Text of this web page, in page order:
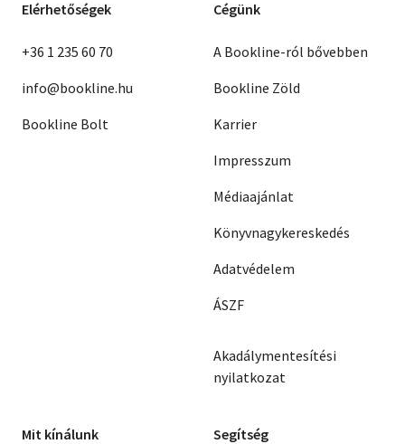
Elérhetőségek
+36 1 235 60 70
info@bookline.hu
Bookline Bolt
Cégünk
A Bookline-ról bővebben
Bookline Zöld
Karrier
Impresszum
Médiaajánlat
Könyvnagykereskedés
Adatvédelem
ÁSZF
Akadálymentesítési
nyilatkozat
Mit kínálunk Segítség